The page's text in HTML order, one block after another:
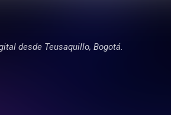
desde Teusaquillo, Bogotá.